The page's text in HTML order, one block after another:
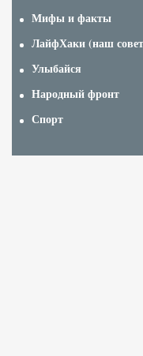
Мифы и факты
ЛайфХаки (наш
Улыбайся
Народный фронт
Спорт